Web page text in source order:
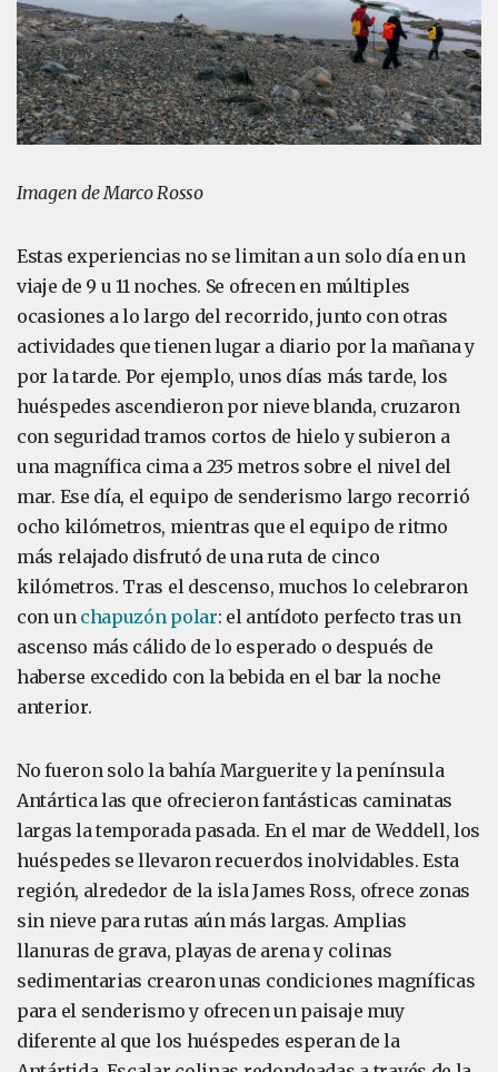
Imagen de Marco Rosso
Estas experiencias no se limitan a un solo día en un
viaje de 9 u 11 noches. Se ofrecen en múltiples
ocasiones a lo largo del recorrido, junto con otras
actividades que tienen lugar a diario por la mañana y
por la tarde. Por ejemplo, unos días más tarde, los
huéspedes ascendieron por nieve blanda, cruzaron
con seguridad tramos cortos de hielo y subieron a
una magnífica cima a 235 metros sobre el nivel del
mar. Ese día, el equipo de senderismo largo recorrió
ocho kilómetros, mientras que el equipo de ritmo
más relajado disfrutó de una ruta de cinco
kilómetros. Tras el descenso, muchos lo celebraron
con un chapuzón polar: el antídoto perfecto tras un
ascenso más cálido de lo esperado o después de
haberse excedido con la bebida en el bar la noche
anterior.
No fueron solo la bahía Marguerite y la península
Antártica las que ofrecieron fantásticas caminatas
largas la temporada pasada. En el mar de Weddell, los
huéspedes se llevaron recuerdos inolvidables. Esta
región, alrededor de la isla James Ross, ofrece zonas
sin nieve para rutas aún más largas. Amplias
llanuras de grava, playas de arena y colinas
sedimentarias crearon unas condiciones magníficas
para el senderismo y ofrecen un paisaje muy
diferente al que los huéspedes esperan de la